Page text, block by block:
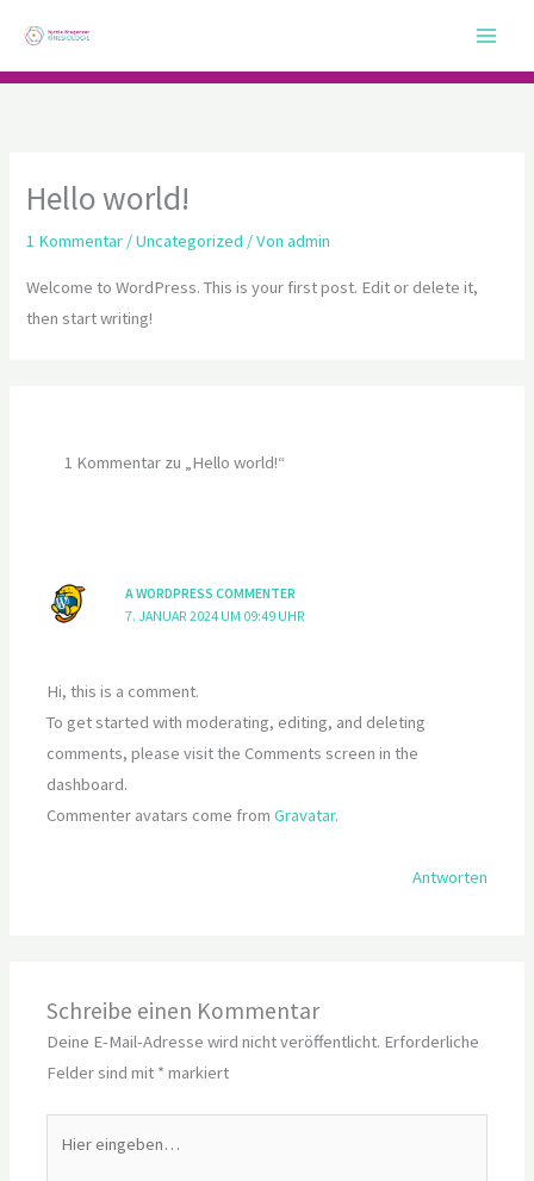
Inhalt
springen
Hello world!
1 Kommentar /Uncategorized / Vonadmin
Welcome to WordPress. This is your first post. Edit or delete it,
then start writing!
1 Kommentar zu „Hello world!“
A WORDPRESS COMMENTER
7. JANUAR 2024 UM 09:49 UHR
Hi, this is a comment.
To get started with moderating, editing, and deleting
comments, please visit the Comments screen in the
dashboard.
Commenter avatars come fromGravatar.
Antworten
Schreibe einen Kommentar
Deine E-Mail-Adresse wird nicht veröffentlicht. Erforderliche
Felder sind mit * markiert
eingeben…